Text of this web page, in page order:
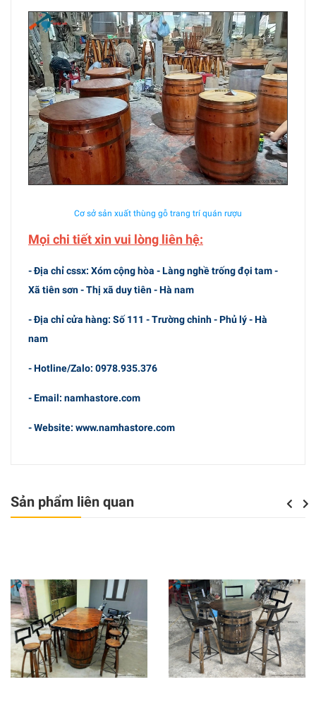
Cơ sở sản xuất thùng gỗ trang trí quán rượu
Mọi chi tiết xin vui lòng liên hệ:
- Địa chỉ cssx: Xóm cộng hòa - Làng nghề trống đọi tam -
Xã tiên sơn - Thị xã duy tiên - Hà nam
- Địa chỉ cửa hàng: Số 111 - Trường chinh - Phủ lý - Hà
nam
- Hotline/Zalo: 0978.935.376
- Email: namhastore.com
- Website: www.namhastore.com
Sản phẩm liên quan